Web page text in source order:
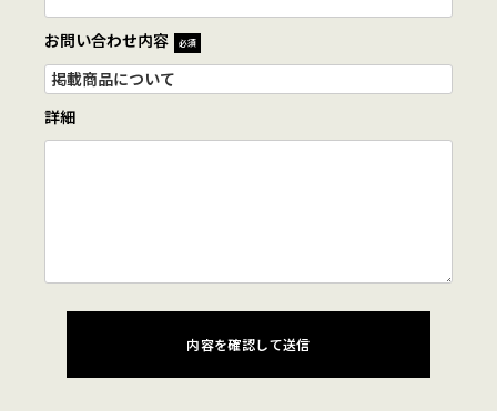
お問い合わせ内容 必須
詳細